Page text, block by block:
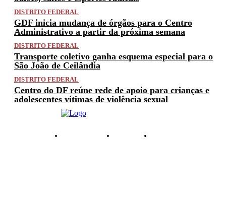
DISTRITO FEDERAL
GDF inicia mudança de órgãos para o Centro
Administrativo a partir da próxima semana
DISTRITO FEDERAL
Transporte coletivo ganha esquema especial para o
São João de Ceilândia
DISTRITO FEDERAL
Centro do DF reúne rede de apoio para crianças e
adolescentes vítimas de violência sexual